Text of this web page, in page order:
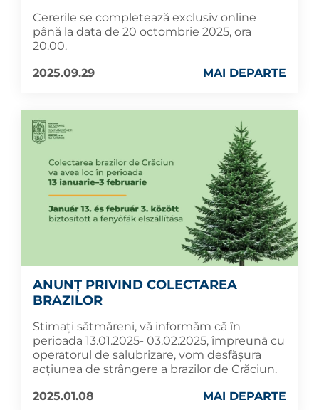
Cererile se completează exclusiv online
până la data de 20 octombrie 2025, ora
20.00.
2025.09.29
MAI DEPARTE
ANUNȚ PRIVIND COLECTAREA
BRAZILOR
Stimați sătmăreni, vă informăm că în
perioada 13.01.2025- 03.02.2025, împreună cu
operatorul de salubrizare, vom desfășura
acțiunea de strângere a brazilor de Crăciun.
2025.01.08
MAI DEPARTE